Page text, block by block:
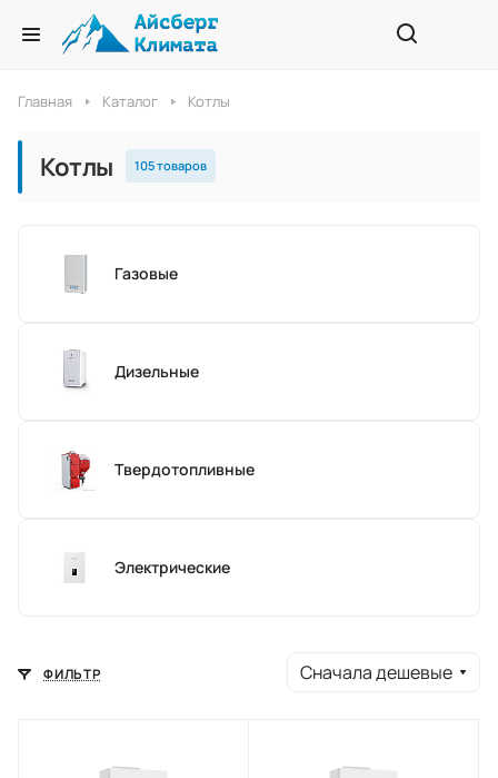
Главная Каталог Котлы
Котлы 105 товаров
Газовые
Дизельные
Твердотопливные
Электрические
ФИЛЬТР Сначала дешевые